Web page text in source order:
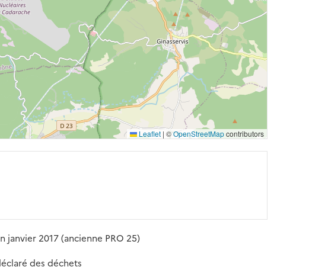
Leaflet | ©OpenStreetMapcontributors
janvier 2017 (ancienne PRO 25)
des déchets